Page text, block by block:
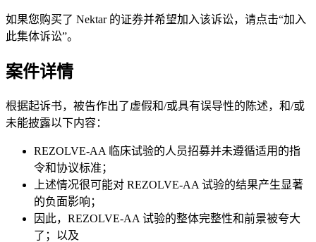
如果您购买了 Nektar 的证券并希望加入该诉讼，请点击“加入
此集体诉讼”。
案件详情
根据起诉书，被告作出了虚假和/或具有误导性的陈述，和/或
未能披露以下内容：
REZOLVE-AA 临床试验的人员招募并未遵循适用的指
令和协议标准；
上述情况很可能对 REZOLVE-AA 试验的结果产生显著
的负面影响；
因此，REZOLVE-AA 试验的整体完整性和前景被夸大
了；以及